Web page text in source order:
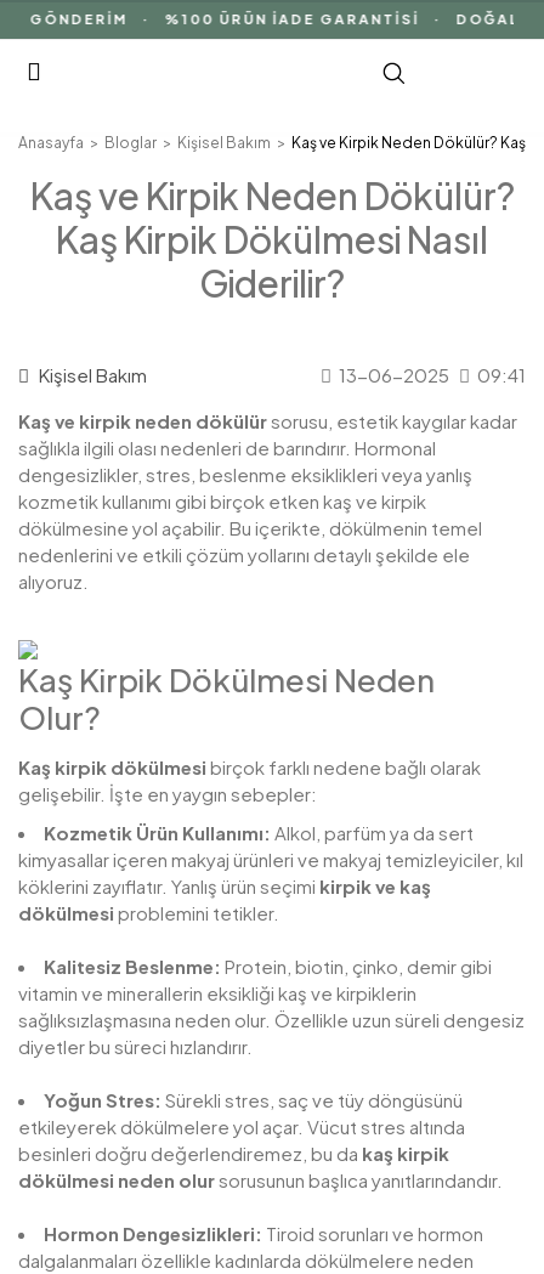
GÖNDERİM · %100 ÜRÜN İADE GARANTİSİ · DOĞAL
Anasayfa Bloglar Kişisel Bakım Kaş ve Kirpik Neden Dökülür? Kaş
Kaş ve Kirpik Neden Dökülür?
Kaş Kirpik Dökülmesi Nasıl
Giderilir?
Kişisel Bakım 13-06-2025
09:41
Kaş ve kirpik neden dökülürsorusu, estetik kaygılar kadar
sağlıkla ilgili olası nedenleri de barındırır. Hormonal
dengesizlikler, stres, beslenme eksiklikleri veya yanlış
kozmetik kullanımı gibi birçok etken kaş ve kirpik
dökülmesine yol açabilir. Bu içerikte, dökülmenin temel
nedenlerini ve etkili çözüm yollarını detaylı şekilde ele
alıyoruz.
Kaş Kirpik Dökülmesi Neden
Olur?
Kaş kirpik dökülmesi birçok farklı nedene bağlı olarak
gelişebilir. İşte en yaygın sebepler:
Kozmetik Ürün Kullanımı: Alkol, parfüm ya da sert
kimyasallar içeren makyaj ürünleri ve makyaj temizleyiciler, kıl
köklerini zayıflatır. Yanlış ürün seçimi kirpik ve kaş
dökülmesi problemini tetikler.
Kalitesiz Beslenme: Protein, biotin, çinko, demir gibi
vitamin ve minerallerin eksikliği kaş ve kirpiklerin
sağlıksızlaşmasına neden olur. Özellikle uzun süreli dengesiz
diyetler bu süreci hızlandırır.
Yoğun Stres: Sürekli stres, saç ve tüy döngüsünü
etkileyerek dökülmelere yol açar. Vücut stres altında
besinleri doğru değerlendiremez, bu da kaş kirpik
dökülmesi neden olursorusunun başlıca yanıtlarındandır.
Hormon Dengesizlikleri: Tiroid sorunları ve hormon
dalgalanmaları özellikle kadınlarda dökülmelere neden